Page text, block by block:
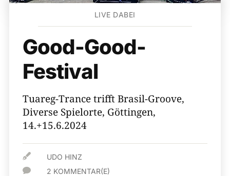
LIVE DABEI
Good-Good-
Festival
Tuareg-Trance trifft Brasil-Groove,
Diverse Spielorte, Göttingen,
14.+15.6.2024
 UDO HINZ
 2 KOMMENTAR(E)